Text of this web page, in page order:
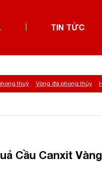
TIN TỨC
thuỷ Vòng đá phong thủy
Cầu Canxit